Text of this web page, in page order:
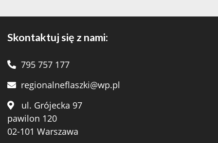
Skontaktuj się z nami:
795 757 177
regionalneflaszki@wp.pl
ul. Grójecka 97
pawilon 120
02-101 Warszawa